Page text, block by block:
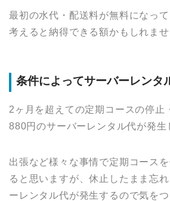
最初の水代・配送料が無料になっ
考えると納得できる額かもしれませ
条件によってサーバーレンタ
2ヶ月を超えての定期コースの停止
880円のサーバーレンタル代が発生
出張など様々な事情で定期コース
ると思いますが、休止したまま忘
ーレンタル代が発生するので気をつ